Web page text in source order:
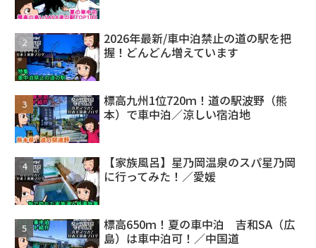
2026年最新/車中泊禁止の道の駅を把
握！どんどん増えています
標高九州1位720ｍ！道の駅波野（熊
本）で車中泊／涼しい宿泊地
【家族風呂】星乃岡温泉のスパ星乃岡
に行ってみた！／愛媛
標高650ｍ！夏の車中泊 吉和SA（広
島）は車中泊可！／中国道